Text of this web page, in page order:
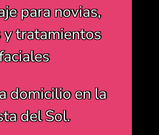
para novias,
y tratamientos
domicilio en la
del Sol.